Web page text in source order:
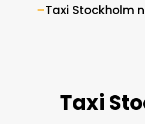
–Taxi Stockholm
Taxi